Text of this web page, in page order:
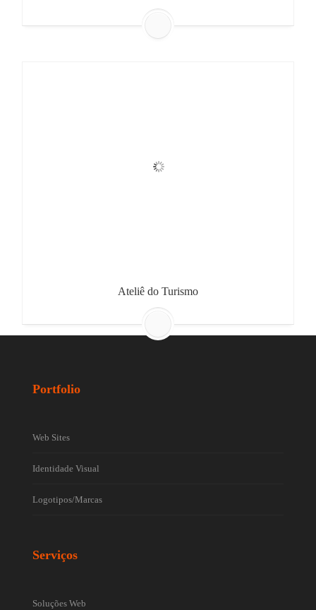
Ateliê do Turismo
Portfolio
Web Sites
Identidade Visual
Logotipos/Marcas
Serviços
Soluções Web